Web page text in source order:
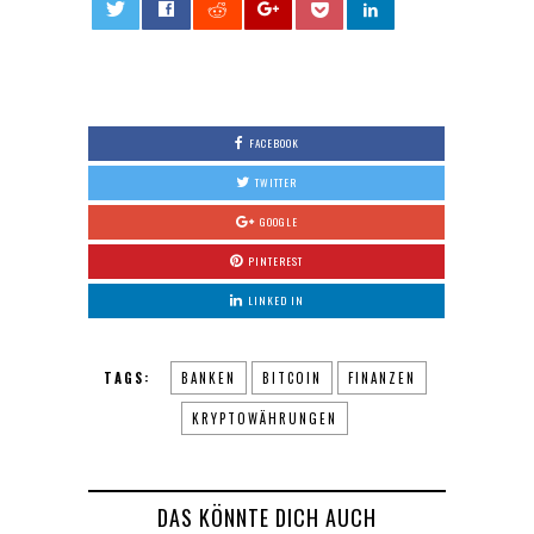
FACEBOOK
TWITTER
GOOGLE
PINTEREST
LINKED IN
TAGS: BANKEN BITCOIN FINANZEN
KRYPTOWÄHRUNGEN
DAS KÖNNTE DICH AUCH